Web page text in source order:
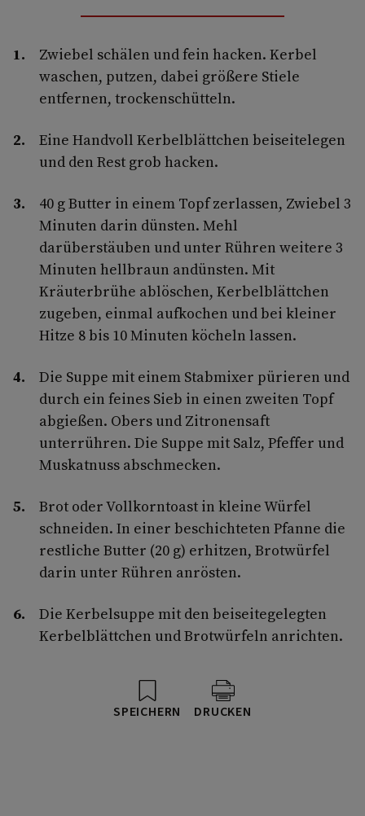
Zwiebel schälen und fein hacken. Kerbel
waschen, putzen, dabei größere Stiele
entfernen, trockenschütteln.
Eine Handvoll Kerbelblättchen beiseitelegen
und den Rest grob hacken.
40 g Butter in einem Topf zerlassen, Zwiebel 3
Minuten darin dünsten. Mehl
darüberstäuben und unter Rühren weitere 3
Minuten hellbraun andünsten. Mit
Kräuterbrühe ablöschen, Kerbelblättchen
zugeben, einmal aufkochen und bei kleiner
Hitze 8 bis 10 Minuten köcheln lassen.
Die Suppe mit einem Stabmixer pürieren und
durch ein feines Sieb in einen zweiten Topf
abgießen. Obers und Zitronensaft
unterrühren. Die Suppe mit Salz, Pfeffer und
Muskatnuss abschmecken.
Brot oder Vollkorntoast in kleine Würfel
schneiden. In einer beschichteten Pfanne die
restliche Butter (20 g) erhitzen, Brotwürfel
darin unter Rühren anrösten.
Die Kerbelsuppe mit den beiseitegelegten
Kerbelblättchen und Brotwürfeln anrichten.
SPEICHERN DRUCKEN